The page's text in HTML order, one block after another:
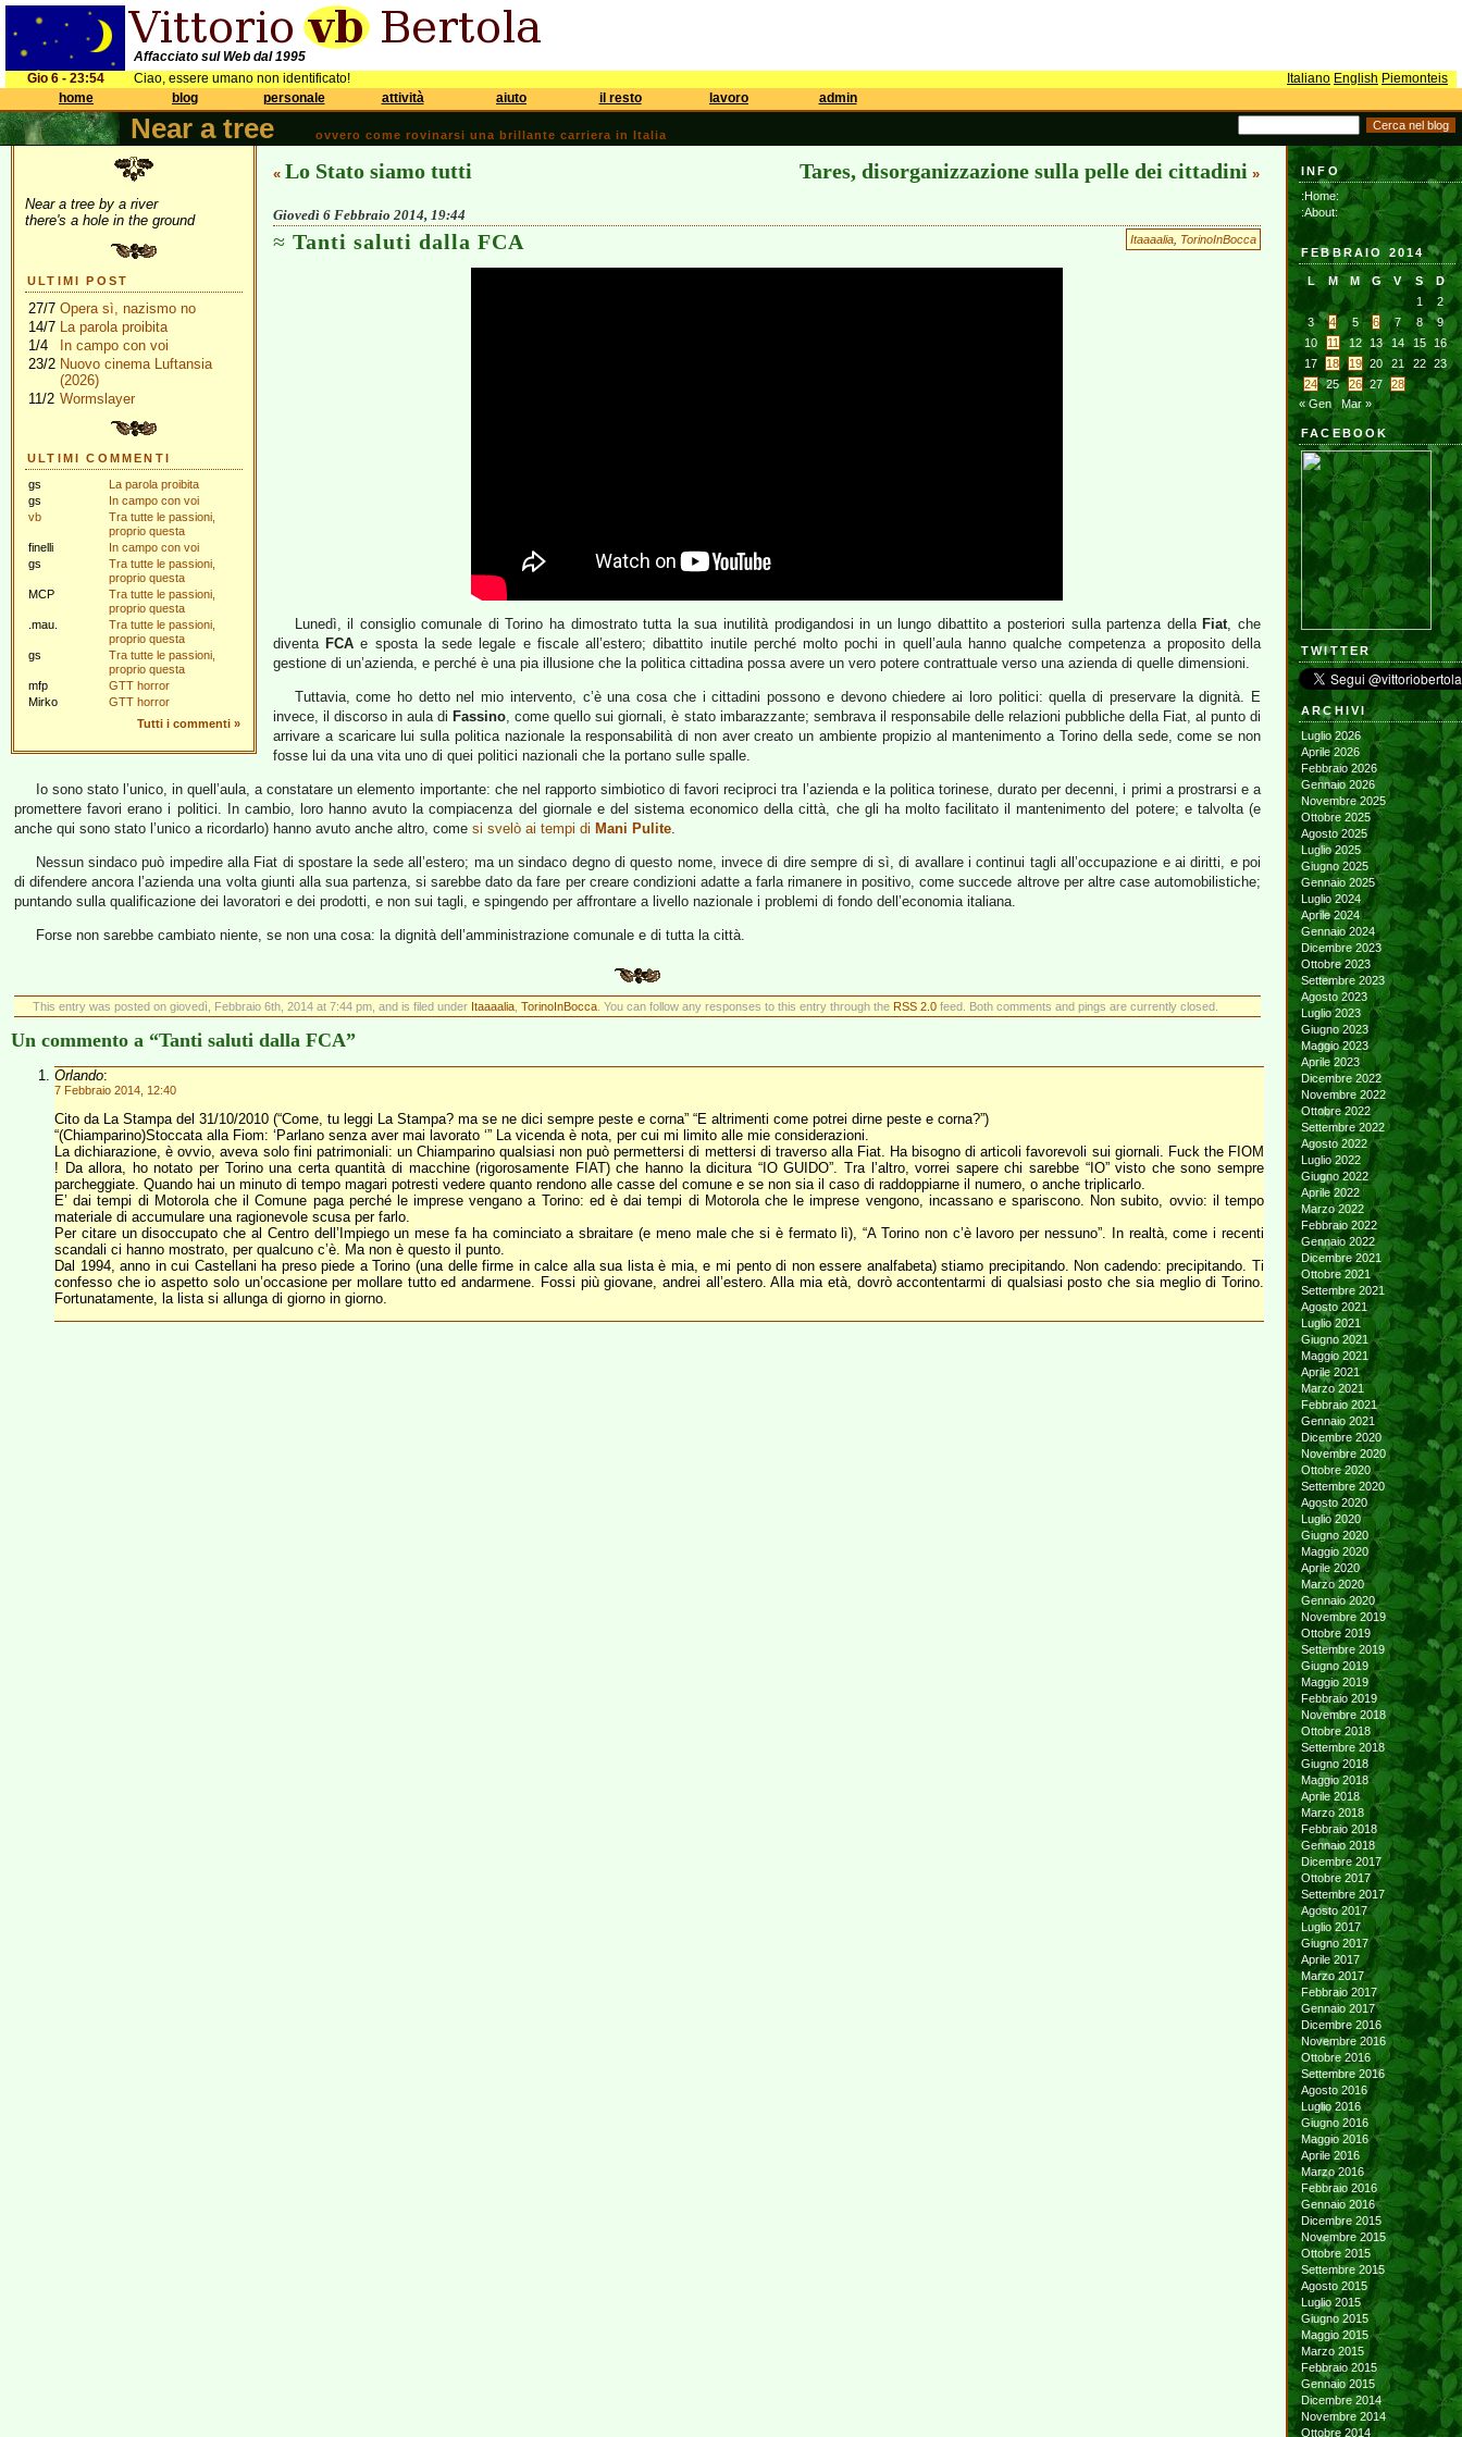
Affacciato sul Web dal 1995
Gio 6 - 23:54
Ciao, essere umano non identificato! Italiano English Piemonteis
home
blog personale attività aiuto il resto lavoro admin
Near a tree ovvero come rovinarsi una brillante carriera in Italia
Near a tree by a river
there's a hole in the ground
ULTIMI POST
27/7 Opera sì, nazismo no
14/7 La parola proibita
1/4
In campo con voi
23/2 Nuovo cinema Luftansia
(2026)
11/2 Wormslayer
ULTIMI COMMENTI
gs
La parola proibita
gs
In campo con voi
vb
Tra tutte le passioni,
proprio questa
finelli
In campo con voi
gs
Tra tutte le passioni,
proprio questa
MCP
Tra tutte le passioni,
proprio questa
.mau.
Tra tutte le passioni,
proprio questa
gs
Tra tutte le passioni,
proprio questa
mfp
GTT horror
Mirko
GTT horror
Tutti i commenti »
« Lo Stato siamo tutti Tares, disorganizzazione sulla pelle dei cittadini »
Giovedì 6 Febbraio 2014, 19:44
Itaaaalia TorinoInBocca
Tanti saluti dalla FCA
Lunedì, il consiglio comunale di Torino ha dimostrato tutta la sua inutilità prodigandosi in un lungo dibattito a posteriori sulla partenza della Fiat, che
diventa FCA e sposta la sede legale e fiscale all’estero; dibattito inutile perché molto pochi in quell’aula hanno qualche competenza a proposito della
gestione di un’azienda, e perché è una pia illusione che la politica cittadina possa avere un vero potere contrattuale verso una azienda di quelle dimensioni.
Tuttavia, come ho detto nel mio intervento, c’è una cosa che i cittadini possono e devono chiedere ai loro politici: quella di preservare la dignità. E
invece, il discorso in aula di Fassino, come quello sui giornali, è stato imbarazzante; sembrava il responsabile delle relazioni pubbliche della Fiat, al punto di
arrivare a scaricare lui sulla politica nazionale la responsabilità di non aver creato un ambiente propizio al mantenimento a Torino della sede, come se non
fosse lui da una vita uno di quei politici nazionali che la portano sulle spalle.
Io sono stato l’unico, in quell’aula, a constatare un elemento importante: che nel rapporto simbiotico di favori reciproci tra l’azienda e la politica torinese, durato per decenni, i primi a prostrarsi e a
promettere favori erano i politici. In cambio, loro hanno avuto la compiacenza del giornale e del sistema economico della città, che gli ha molto facilitato il mantenimento del potere; e talvolta (e
anche qui sono stato l’unico a ricordarlo) hanno avuto anche altro, come si svelò ai tempi di Mani Pulite.
Nessun sindaco può impedire alla Fiat di spostare la sede all’estero; ma un sindaco degno di questo nome, invece di dire sempre di sì, di avallare i continui tagli all’occupazione e ai diritti, e poi
di difendere ancora l’azienda una volta giunti alla sua partenza, si sarebbe dato da fare per creare condizioni adatte a farla rimanere in positivo, come succede altrove per altre case automobilistiche;
puntando sulla qualificazione dei lavoratori e dei prodotti, e non sui tagli, e spingendo per affrontare a livello nazionale i problemi di fondo dell’economia italiana.
Forse non sarebbe cambiato niente, se non una cosa: la dignità dell’amministrazione comunale e di tutta la città.
This entry was posted on giovedì, Febbraio 6th, 2014 at 7:44 pm, and is filed under Itaaaalia, TorinoInBocca. You can follow any responses to this entry through the RSS 2.0feed. Both comments and pings are currently closed.
Un commento a “Tanti saluti dalla FCA”
Orlando:
7 Febbraio 2014, 12:40
Cito da La Stampa del 31/10/2010 (“Come, tu leggi La Stampa? ma se ne dici sempre peste e corna” “E altrimenti come potrei dirne peste e corna?”)
“(Chiamparino)Stoccata alla Fiom: ‘Parlano senza aver mai lavorato ‘” La vicenda è nota, per cui mi limito alle mie considerazioni.
La dichiarazione, è ovvio, aveva solo fini patrimoniali: un Chiamparino qualsiasi non può permettersi di mettersi di traverso alla Fiat. Ha bisogno di articoli favorevoli sui giornali. Fuck the FIOM
! Da allora, ho notato per Torino una certa quantità di macchine (rigorosamente FIAT) che hanno la dicitura “IO GUIDO”. Tra l’altro, vorrei sapere chi sarebbe “IO” visto che sono sempre
parcheggiate. Quando hai un minuto di tempo magari potresti vedere quanto rendono alle casse del comune e se non sia il caso di raddoppiarne il numero, o anche triplicarlo.
E’ dai tempi di Motorola che il Comune paga perché le imprese vengano a Torino: ed è dai tempi di Motorola che le imprese vengono, incassano e spariscono. Non subito, ovvio: il tempo
materiale di accumulare una ragionevole scusa per farlo.
Per citare un disoccupato che al Centro dell’Impiego un mese fa ha cominciato a sbraitare (e meno male che si è fermato lì), “A Torino non c’è lavoro per nessuno”. In realtà, come i recenti
scandali ci hanno mostrato, per qualcuno c’è. Ma non è questo il punto.
Dal 1994, anno in cui Castellani ha preso piede a Torino (una delle firme in calce alla sua lista è mia, e mi pento di non essere analfabeta) stiamo precipitando. Non cadendo: precipitando. Ti
confesso che io aspetto solo un’occasione per mollare tutto ed andarmene. Fossi più giovane, andrei all’estero. Alla mia età, dovrò accontentarmi di qualsiasi posto che sia meglio di Torino.
Fortunatamente, la lista si allunga di giorno in giorno.
INFO
:Home:
:About:
FEBBRAIO 2014
L M M G V S
D
1
2
3
4 5 6 7 8
9
10
11 12 13 14 15
16
17
18 19 20 21 22
23
24
25 26 27
28
« Gen
Mar »
FACEBOOK
TWITTER
ARCHIVI
Luglio 2026
Aprile 2026
Febbraio 2026
Gennaio 2026
Novembre 2025
Ottobre 2025
Agosto 2025
Luglio 2025
Giugno 2025
Gennaio 2025
Luglio 2024
Aprile 2024
Gennaio 2024
Dicembre 2023
Ottobre 2023
Settembre 2023
Agosto 2023
Luglio 2023
Giugno 2023
Maggio 2023
Aprile 2023
Dicembre 2022
Novembre 2022
Ottobre 2022
Settembre 2022
Agosto 2022
Luglio 2022
Giugno 2022
Aprile 2022
Marzo 2022
Febbraio 2022
Gennaio 2022
Dicembre 2021
Ottobre 2021
Settembre 2021
Agosto 2021
Luglio 2021
Giugno 2021
Maggio 2021
Aprile 2021
Marzo 2021
Febbraio 2021
Gennaio 2021
Dicembre 2020
Novembre 2020
Ottobre 2020
Settembre 2020
Agosto 2020
Luglio 2020
Giugno 2020
Maggio 2020
Aprile 2020
Marzo 2020
Gennaio 2020
Novembre 2019
Ottobre 2019
Settembre 2019
Giugno 2019
Maggio 2019
Febbraio 2019
Novembre 2018
Ottobre 2018
Settembre 2018
Giugno 2018
Maggio 2018
Aprile 2018
Marzo 2018
Febbraio 2018
Gennaio 2018
Dicembre 2017
Ottobre 2017
Settembre 2017
Agosto 2017
Luglio 2017
Giugno 2017
Aprile 2017
Marzo 2017
Febbraio 2017
Gennaio 2017
Dicembre 2016
Novembre 2016
Ottobre 2016
Settembre 2016
Agosto 2016
Luglio 2016
Giugno 2016
Maggio 2016
Aprile 2016
Marzo 2016
Febbraio 2016
Gennaio 2016
Dicembre 2015
Novembre 2015
Ottobre 2015
Settembre 2015
Agosto 2015
Luglio 2015
Giugno 2015
Maggio 2015
Marzo 2015
Febbraio 2015
Gennaio 2015
Dicembre 2014
Novembre 2014
Ottobre 2014